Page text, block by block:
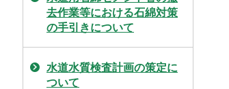
去作業等における石綿対策
の手引きについて
水道水質検査計画の策定に
ついて